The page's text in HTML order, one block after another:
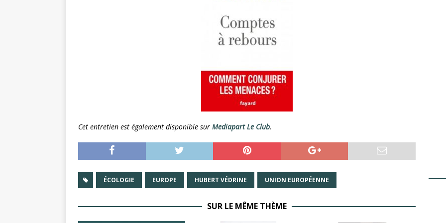
Cet entretien est également disponible sur Mediapart Le Club.
ÉCOLOGIE EUROPE HUBERT VÉDRINE UNION EUROPÉENNE
SUR LE MÊME THÈME